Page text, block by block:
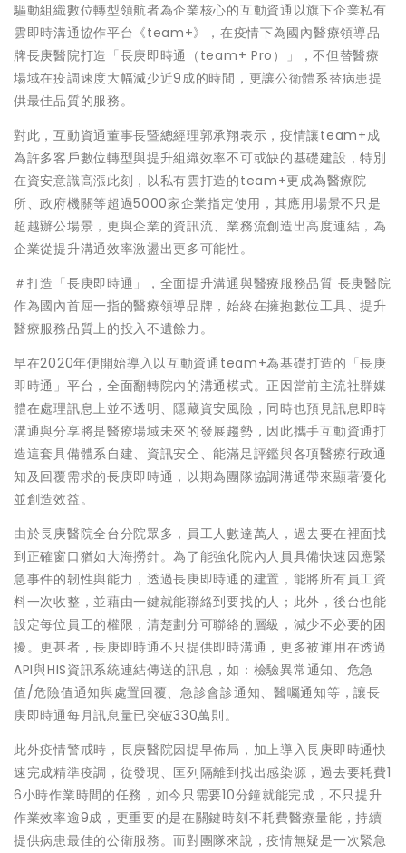
驅動組織數位轉型領航者為企業核心的互動資通以旗下企業私有
雲即時溝通協作平台《team+》，在疫情下為國內醫療領導品
牌長庚醫院打造「長庚即時通（team+ Pro）」，不但替醫療
場域在疫調速度大幅減少近9成的時間，更讓公衛體系替病患提
供最佳品質的服務。
對此，互動資通董事長暨總經理郭承翔表示，疫情讓team+成
為許多客戶數位轉型與提升組織效率不可或缺的基礎建設，特別
在資安意識高漲此刻，以私有雲打造的team+更成為醫療院
所、政府機關等超過5000家企業指定使用，其應用場景不只是
超越辦公場景，更與企業的資訊流、業務流創造出高度連結，為
企業從提升溝通效率激盪出更多可能性。
＃打造「長庚即時通」，全面提升溝通與醫療服務品質 長庚醫院
作為國內首屈一指的醫療領導品牌，始終在擁抱數位工具、提升
醫療服務品質上的投入不遺餘力。
早在2020年便開始導入以互動資通team+為基礎打造的「長庚
即時通」平台，全面翻轉院內的溝通模式。正因當前主流社群媒
體在處理訊息上並不透明、隱藏資安風險，同時也預見訊息即時
溝通與分享將是醫療場域未來的發展趨勢，因此攜手互動資通打
造這套具備體系自建、資訊安全、能滿足評鑑與各項醫療行政通
知及回覆需求的長庚即時通，以期為團隊協調溝通帶來顯著優化
並創造效益。
由於長庚醫院全台分院眾多，員工人數達萬人，過去要在裡面找
到正確窗口猶如大海撈針。為了能強化院內人員具備快速因應緊
急事件的韌性與能力，透過長庚即時通的建置，能將所有員工資
料一次收整，並藉由一鍵就能聯絡到要找的人；此外，後台也能
設定每位員工的權限，清楚劃分可聯絡的層級，減少不必要的困
擾。更甚者，長庚即時通不只提供即時溝通，更多被運用在透過
API與HIS資訊系統連結傳送的訊息，如：檢驗異常通知、危急
值/危險值通知與處置回覆、急診會診通知、醫囑通知等，讓長
庚即時通每月訊息量已突破330萬則。
此外疫情警戒時，長庚醫院因提早佈局，加上導入長庚即時通快
速完成精準疫調，從發現、匡列隔離到找出感染源，過去要耗費1
6小時作業時間的任務，如今只需要10分鐘就能完成，不只提升
作業效率逾9成，更重要的是在關鍵時刻不耗費醫療量能，持續
提供病患最佳的公衛服務。而對團隊來說，疫情無疑是一次緊急